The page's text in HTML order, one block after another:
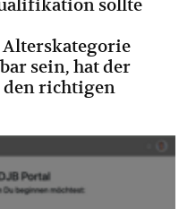
sollte
sein, hat der
richtigen